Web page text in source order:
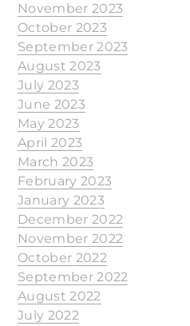
November 2023
October 2023
September 2023
August 2023
July 2023
June 2023
May 2023
April 2023
March 2023
February 2023
January 2023
December 2022
November 2022
October 2022
September 2022
August 2022
July 2022